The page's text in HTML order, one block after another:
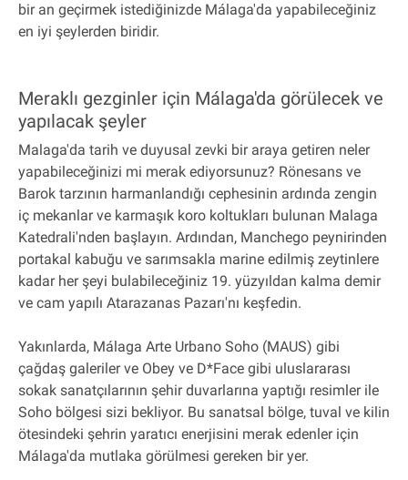
bir an geçirmek istediğinizde Málaga'da yapabileceğiniz
en iyi şeylerden biridir.
Meraklı gezginler için Málaga'da görülecek ve
yapılacak şeyler
Malaga'da tarih ve duyusal zevki bir araya getiren neler
yapabileceğinizi mi merak ediyorsunuz? Rönesans ve
Barok tarzının harmanlandığı cephesinin ardında zengin
iç mekanlar ve karmaşık koro koltukları bulunan Malaga
Katedrali'nden başlayın. Ardından, Manchego peynirinden
portakal kabuğu ve sarımsakla marine edilmiş zeytinlere
kadar her şeyi bulabileceğiniz 19. yüzyıldan kalma demir
ve cam yapılı Atarazanas Pazarı'nı keşfedin.
Yakınlarda, Málaga Arte Urbano Soho (MAUS) gibi
çağdaş galeriler ve Obey ve D*Face gibi uluslararası
sokak sanatçılarının şehir duvarlarına yaptığı resimler ile
Soho bölgesi sizi bekliyor. Bu sanatsal bölge, tuval ve kilin
ötesindeki şehrin yaratıcı enerjisini merak edenler için
Málaga'da mutlaka görülmesi gereken bir yer.